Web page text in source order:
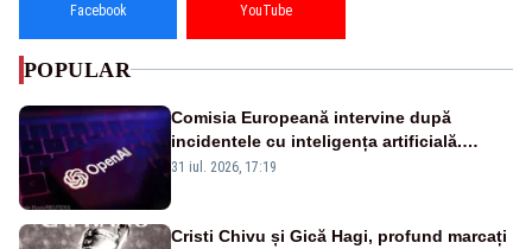
Facebook YouTube
POPULAR
Comisia Europeană intervine după
incidentele cu inteligența artificială.
OpenAI și Anthropic, vizate
31 iul. 2026, 17:19
Cristi Chivu și Gică Hagi, profund marcați